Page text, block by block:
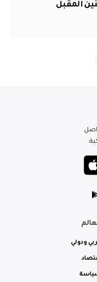
المقبل
ودولي